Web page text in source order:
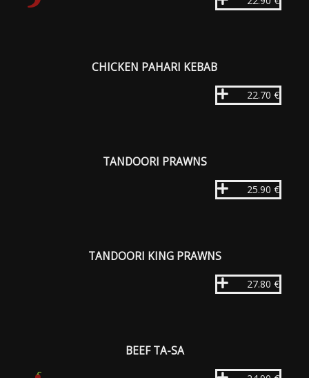
CHICKEN PAHARI KEBAB
22.70 €
TANDOORI PRAWNS
25.90 €
TANDOORI KING PRAWNS
27.80 €
BEEF TA-SA